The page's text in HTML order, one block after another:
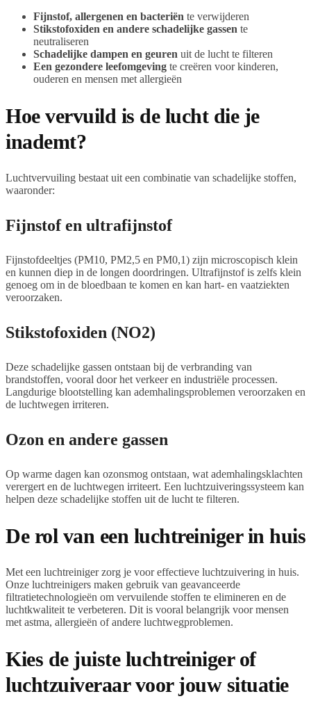
Fijnstof, allergenen en bacteriën te verwijderen
Stikstofoxiden en andere schadelijke gassen te
neutraliseren
Schadelijke dampen en geuren uit de lucht te filteren
Een gezondere leefomgeving te creëren voor kinderen,
ouderen en mensen met allergieën
Hoe vervuild is de lucht die je
inademt?
Luchtvervuiling bestaat uit een combinatie van schadelijke stoffen,
waaronder:
Fijnstof en ultrafijnstof
Fijnstofdeeltjes (PM10, PM2,5 en PM0,1) zijn microscopisch klein
en kunnen diep in de longen doordringen. Ultrafijnstof is zelfs klein
genoeg om in de bloedbaan te komen en kan hart- en vaatziekten
veroorzaken.
Stikstofoxiden (NO2)
Deze schadelijke gassen ontstaan bij de verbranding van
brandstoffen, vooral door het verkeer en industriële processen.
Langdurige blootstelling kan ademhalingsproblemen veroorzaken en
de luchtwegen irriteren.
Ozon en andere gassen
Op warme dagen kan ozonsmog ontstaan, wat ademhalingsklachten
verergert en de luchtwegen irriteert. Een luchtzuiveringssysteem kan
helpen deze schadelijke stoffen uit de lucht te filteren.
De rol van een luchtreiniger in huis
Met een luchtreiniger zorg je voor effectieve luchtzuivering in huis.
Onze luchtreinigers maken gebruik van geavanceerde
filtratietechnologieën om vervuilende stoffen te elimineren en de
luchtkwaliteit te verbeteren. Dit is vooral belangrijk voor mensen
met astma, allergieën of andere luchtwegproblemen.
Kies de juiste luchtreiniger of
luchtzuiveraar voor jouw situatie